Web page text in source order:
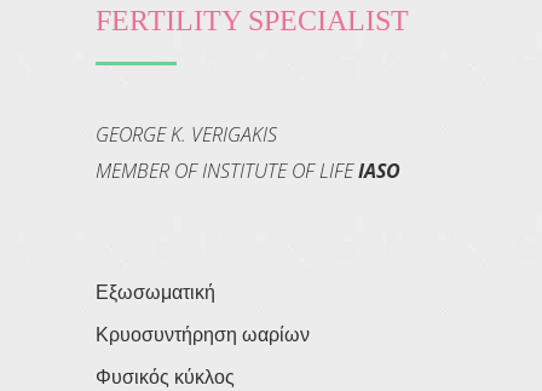
FERTILITY SPECIALIST
GEORGE K. VERIGAKIS
MEMBER OF INSTITUTE OF LIFEIASO
Εξωσωματική
Κρυοσυντήρηση ωαρίων
Φυσικός κύκλος